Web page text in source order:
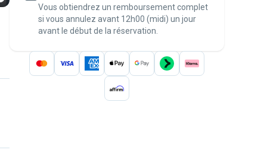
Gardez tout sur Pawshake (du premier
message au paiement) pour bénéficier de la
Garantie Pawshake.
Vous obtiendrez un remboursement complet
si vous annulez avant 12h00 (midi) un jour
avant le début de la réservation.